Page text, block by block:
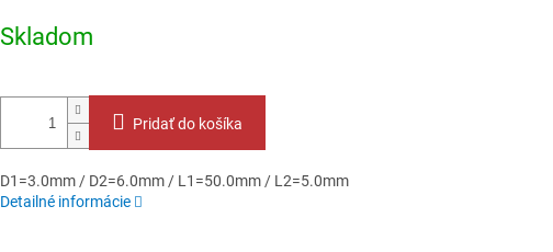
cena:
Skladom
Pridať do košíka
D1=3.0mm / D2=6.0mm / L1=50.0mm / L2=5.0mm
Detailné informácie